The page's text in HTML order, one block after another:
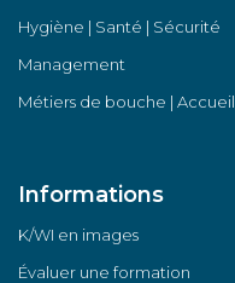
Hygiène | Santé | Sécurité
Management
Métiers de bouche | Accueil
Informations
K/WI en images
Évaluer une formation